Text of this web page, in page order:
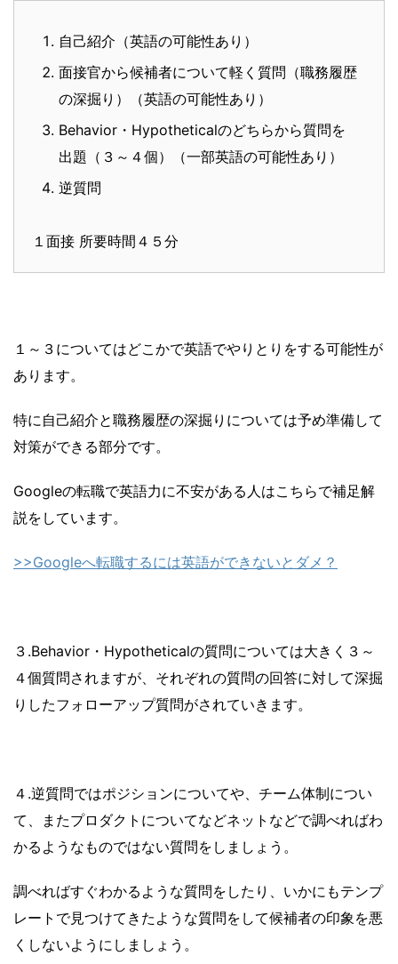
自己紹介（英語の可能性あり）
面接官から候補者について軽く質問（職務履歴
の深掘り）（英語の可能性あり）
Behavior・Hypotheticalのどちらから質問を
出題（３～４個）（一部英語の可能性あり）
逆質問
１面接 所要時間４５分
１～３についてはどこかで英語でやりとりをする可能性が
あります。
特に自己紹介と職務履歴の深掘りについては予め準備して
対策ができる部分です。
Googleの転職で英語力に不安がある人はこちらで補足解
説をしています。
>>Googleへ転職するには英語ができないとダメ？
３.Behavior・Hypotheticalの質問については大きく３～
４個質問されますが、それぞれの質問の回答に対して深掘
りしたフォローアップ質問がされていきます。
４.逆質問ではポジションについてや、チーム体制につい
て、またプロダクトについてなどネットなどで調べればわ
かるようなものではない質問をしましょう。
調べればすぐわかるような質問をしたり、いかにもテンプ
レートで見つけてきたような質問をして候補者の印象を悪
くしないようにしましょう。